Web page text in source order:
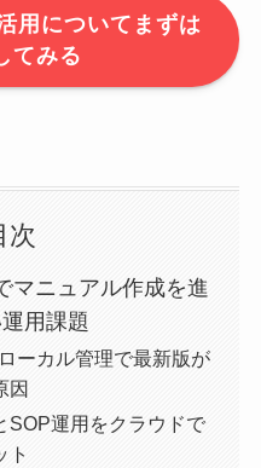
についてまずは
てみる
次
マニュアル作成を進
用課題
ーカル管理で最新版が
因
SOP運用をクラウドで
ト